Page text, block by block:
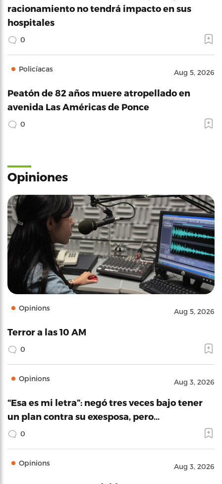
racionamiento no tendrá impacto en sus
hospitales
0
Policíacas Aug 5, 2026
Peatón de 82 años muere atropellado en
avenida Las Américas de Ponce
0
Opiniones
Opinions Aug 5, 2026
Terror a las 10 AM
0
Opinions Aug 3, 2026
“Esa es mi letra”: negó tres veces bajo tener
un plan contra su exesposa, pero…
0
Opinions Aug 3, 2026